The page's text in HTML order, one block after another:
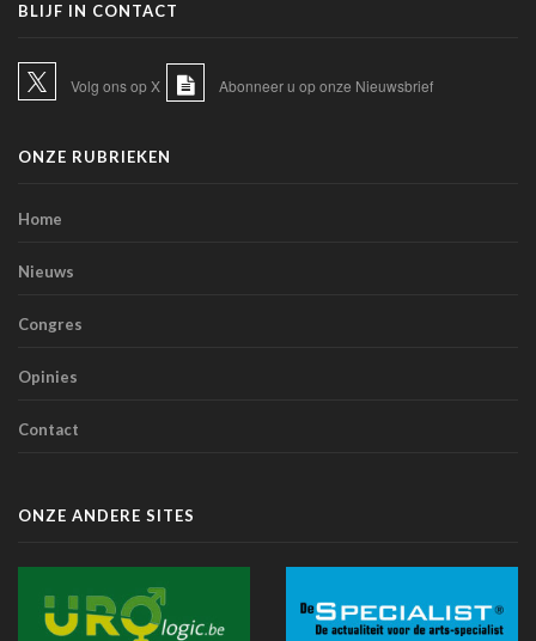
hartdecompensatie
voorzichtigheid bij verspreiden van informatie
Belgen blijven de meest terughoudende Europeanen
07 juli 2026 - 09:34
Belgische primeur: Imeldaziekenhuis zet AI in voor
Anthropic lanceert “Claude Science”, een AI-werkomgeving
BLIJF IN CONTACT
Volg ons op X Abonneer u op onze Nieuwsbrief
ONZE RUBRIEKEN
Home
Nieuws
Congres
Opinies
Contact
ONZE ANDERE SITES